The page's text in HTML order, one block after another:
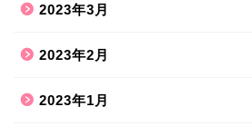
2023年3月
2023年2月
2023年1月